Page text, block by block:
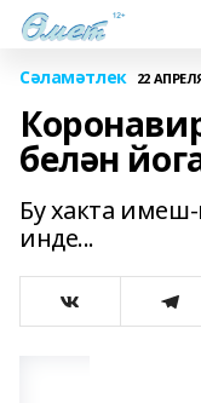
Сәламәтлек 22
белән
Бу хакта
инде...